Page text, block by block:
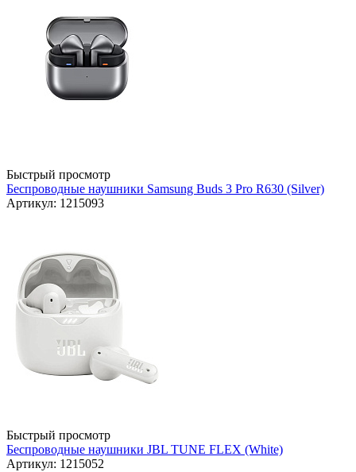
Быстрый просмотр
Беспроводные наушники Samsung Buds 3 Pro R630 (Silver)
Артикул: 1215093
Быстрый просмотр
Беспроводные наушники JBL TUNE FLEX (White)
Артикул: 1215052